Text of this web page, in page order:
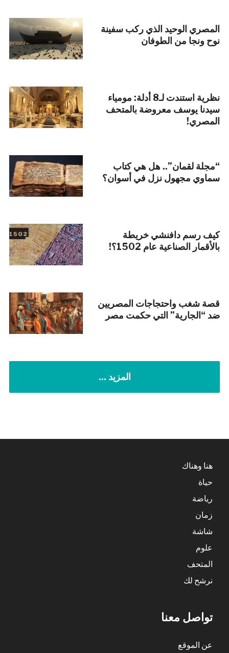
المصري الوحيد الذي ركب سفينة
نوح ونجا من الطوفان
نظرية استندت لـ8 أدلة: مومياء
سيدنا يوسف معروضة بالمتحف
المصري!
“مجلة لقمان”.. هل هي كتاب
سماوي مجهول نزل في أسوان؟
كيف رسم دافنشي خريطة
بالأقمار الصناعية عام 1502؟!
قصة شغب واحتجاجات المصريين
ضد “الجارية” التي حكمت مصر
المزيد ...
هنا وهناك
حياة
رياضة
زمان
شاشة
علوم
المتحف
نرشح لك
تواصل معنا
عن الموقع